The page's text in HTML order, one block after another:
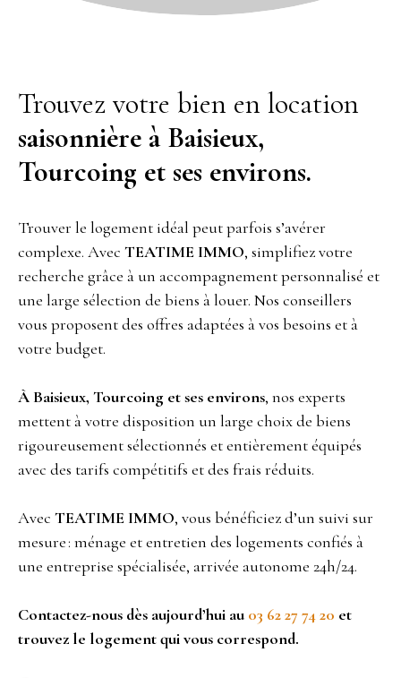
Trouvez votre bien en location
saisonnière à Baisieux,
Tourcoing et ses environs.
Trouver le logement idéal peut parfois s’avérer
complexe. Avec TEATIME IMMO, simplifiez votre
recherche grâce à un accompagnement personnalisé et
une large sélection de biens à louer. Nos conseillers
vous proposent des offres adaptées à vos besoins et à
votre budget.
À Baisieux, Tourcoing et ses environs, nos experts
mettent à votre disposition un large choix de biens
rigoureusement sélectionnés et entièrement équipés
avec des tarifs compétitifs et des frais réduits.
Avec TEATIME IMMO, vous bénéficiez d’un suivi sur
mesure : ménage et entretien des logements confiés à
une entreprise spécialisée, arrivée autonome 24h/24.
Contactez-nous dès aujourd’hui au03 62 27 74 20 et
trouvez le logement qui vous correspond.